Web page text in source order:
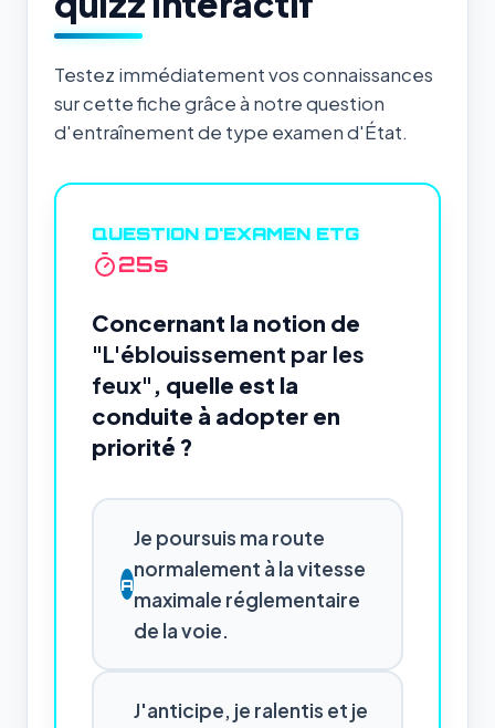
Testez immédiatement vos connaissances
sur cette fiche grâce à notre question
d'entraînement de type examen d'État.
QUESTION D'EXAMEN ETG
24s
Concernant la notion de
"L'éblouissement par les
feux" , quelle est la
conduite à adopter en
priorité ?
A
Je poursuis ma route
normalement à la vitesse
maximale réglementaire
de la voie.
J'anticipe, je ralentis et je